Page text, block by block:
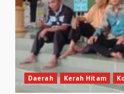
Daerah Kerah Hitam